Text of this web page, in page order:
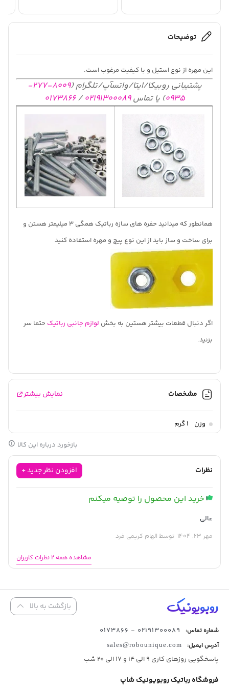
توضیحات
این مهره از نوع استیل و با کیفیت مرغوب است.
پشتیبانی روبیکا/ایتا/واتسآپ/تلگرام (
8009-277-
0935) یا تماس02191300089
/
0173866
همانطور که میدانید حفره های سازه رباتیک همگی 3 میلیمتر هستن و
برای ساخت و ساز باید از این نوع پیچ و مهره استفاده کنید
اگر دنبال قطعات بیشتر هستین به بخش لوازم جانبی رباتیک حتما سر
بزنید.
مشخصات نمایش بیشتر
وزن 1 گرم
بازخورد درباره این کالا
نظرات افزودن نظر جدید +
توسط الهام کریمی فرد مهر 23, 1404
خرید این محصول را توصیه میکنم
عالی
مشاهده همه 2 نظرات کاربران
بازگشت به بالا
شماره تماس: 02191300089 - 0173866
آدرس ایمیل: sales@robounique.com
پاسخگویی روزهای کاری 9 الی 14 و 17 الی 20 شب
فروشگاه رباتیک روبویونیک شاپ